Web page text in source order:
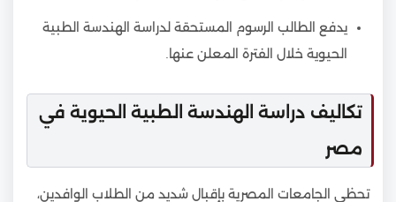
يدفع الطالب الرسوم المستحقة لدراسة الهندسة الطبية
الحيوية خلال الفترة المعلن عنها.
تكاليف دراسة الهندسة الطبية الحيوية في
مصر
تحظى الجامعات المصرية بإقبال شديد من الطلاب الوافدين،